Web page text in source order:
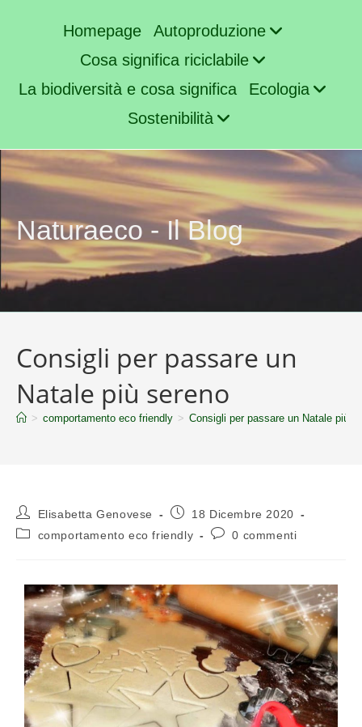
Homepage
Autoproduzione
Cosa significa riciclabile
La biodiversità e cosa significa
Ecologia
Sostenibilità
Naturaeco - Il Blog
Consigli per passare un
Natale più sereno
> comportamento eco friendly > Consigli per passare un Natale più
Elisabetta Genovese
18 Dicembre 2020
comportamento eco friendly
0 commenti